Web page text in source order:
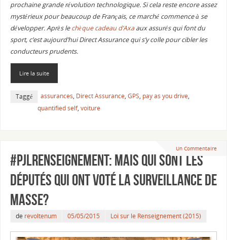
prochaine grande révolution technologique. Si cela reste encore assez
mystérieux pour beaucoup de Français, ce marché commence à se
développer. Après lechèque cadeau d’Axaaux assurés qui font du
sport, c’est aujourd’hui Direct Assurance qui s’y colle pour cibler les
conducteurs prudents.
Lire la suite
Taggé assurances, Direct Assurance, GPS, pay as you drive,
quantified self, voiture
Un Commentaire
#PJLRenseignement: Mais qui sont les
députés qui ont voté la surveillance de
masse?
de revoltenum 05/05/2015 Loi sur le Renseignement (2015)